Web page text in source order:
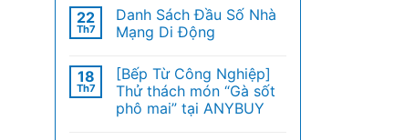
22
Th7
Danh Sách Đầu Số Nhà
Mạng Di Động
18
Th7
[Bếp Từ Công Nghiệp]
Thử thách món “Gà sốt
phô mai” tại ANYBUY